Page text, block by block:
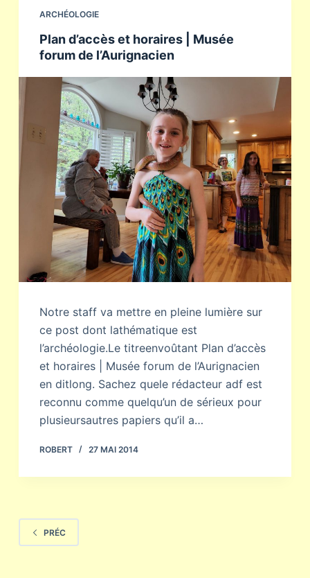
ARCHÉOLOGIE
Plan d’accès et horaires | Musée
forum de l’Aurignacien
Notre staff va mettre en pleine lumière sur
ce post dont lathématique est
l’archéologie.Le titreenvoûtant Plan d’accès
et horaires | Musée forum de l’Aurignacien
en ditlong. Sachez quele rédacteur adf est
reconnu comme quelqu’un de sérieux pour
plusieursautres papiers qu’il a…
ROBERT 27 MAI 2014
PRÉC